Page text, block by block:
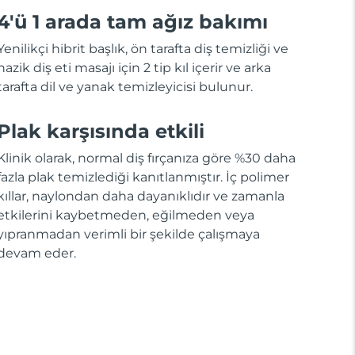
1 arada tam ağız bakımı
hibrit başlık, ön tarafta diş temizliği ve
diş eti masajı için 2 tip kıl içerir ve arka
dil ve yanak temizleyicisi bulunur.
karşısında etkili
olarak, normal diş fırçanıza göre %30 daha
plak temizlediği kanıtlanmıştır. İç polimer
naylondan daha dayanıklıdır ve zamanla
kaybetmeden, eğilmeden veya
verimli bir şekilde çalışmaya
eder.